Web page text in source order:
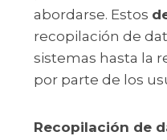
abordarse. Estos
recopilación de
sistemas hasta la
por parte de los
Recopilación de